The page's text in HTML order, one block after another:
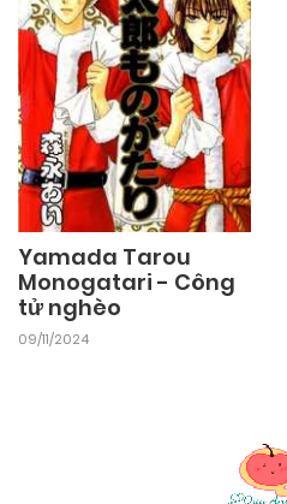
Yamada Tarou
Monogatari - Công
tử nghèo
09/11/2024